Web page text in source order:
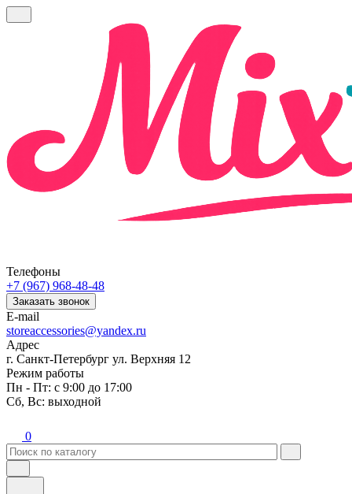
Телефоны
+7 (967) 968-48-48
Заказать звонок
E-mail
storeaccessories@yandex.ru
Адрес
г. Санкт-Петербург ул. Верхняя 12
Режим работы
Пн - Пт: с 9:00 до 17:00
Сб, Вс: выходной
0